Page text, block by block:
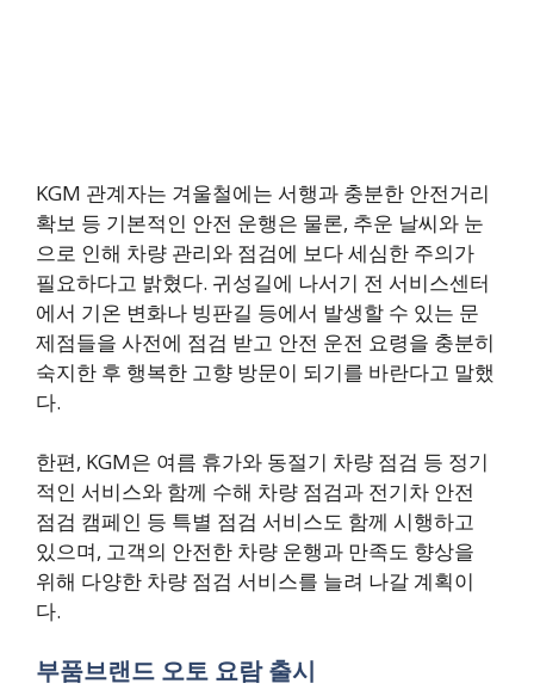
KGM 관계자는 겨울철에는 서행과 충분한 안전거리
확보 등 기본적인 안전 운행은 물론, 추운 날씨와 눈
으로 인해 차량 관리와 점검에 보다 세심한 주의가
필요하다고 밝혔다. 귀성길에 나서기 전 서비스센터
에서 기온 변화나 빙판길 등에서 발생할 수 있는 문
제점들을 사전에 점검 받고 안전 운전 요령을 충분히
숙지한 후 행복한 고향 방문이 되기를 바란다고 말했
다.
한편, KGM은 여름 휴가와 동절기 차량 점검 등 정기
적인 서비스와 함께 수해 차량 점검과 전기차 안전
점검 캠페인 등 특별 점검 서비스도 함께 시행하고
있으며, 고객의 안전한 차량 운행과 만족도 향상을
위해 다양한 차량 점검 서비스를 늘려 나갈 계획이
다.
부품브랜드 오토 요람 출시